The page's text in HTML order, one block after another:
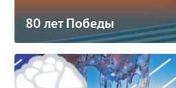
80 лет Победы